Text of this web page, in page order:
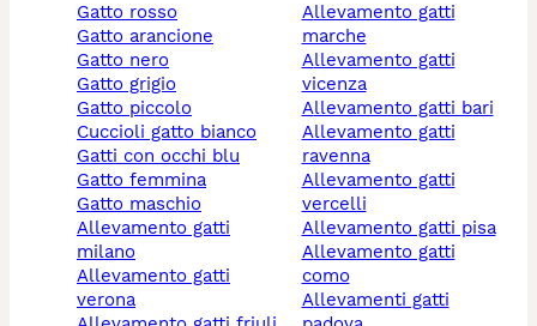
gatto rosso
gatto arancione
gatto nero
gatto grigio
gatto piccolo
cuccioli gatto bianco
gatti con occhi blu
gatto femmina
gatto maschio
allevamento gatti
milano
allevamento gatti
verona
allevamento gatti
marche
allevamento gatti
vicenza
allevamento gatti bari
allevamento gatti
ravenna
allevamento gatti
vercelli
allevamento gatti pisa
allevamento gatti
como
allevamenti gatti